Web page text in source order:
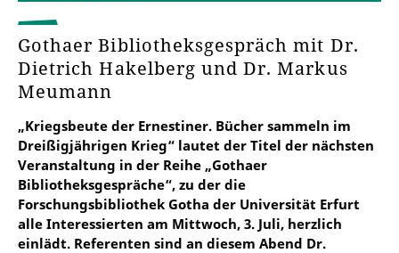
Gothaer Bibliotheksgespräch mit Dr.
Dietrich Hakelberg und Dr. Markus
Meumann
„Kriegsbeute der Ernestiner. Bücher sammeln im
Dreißigjährigen Krieg“ lautet der Titel der nächsten
Veranstaltung in der Reihe „Gothaer
Bibliotheksgespräche“, zu der die
Forschungsbibliothek Gotha der Universität Erfurt
alle Interessierten am Mittwoch, 3. Juli, herzlich
einlädt. Referenten sind an diesem Abend Dr.